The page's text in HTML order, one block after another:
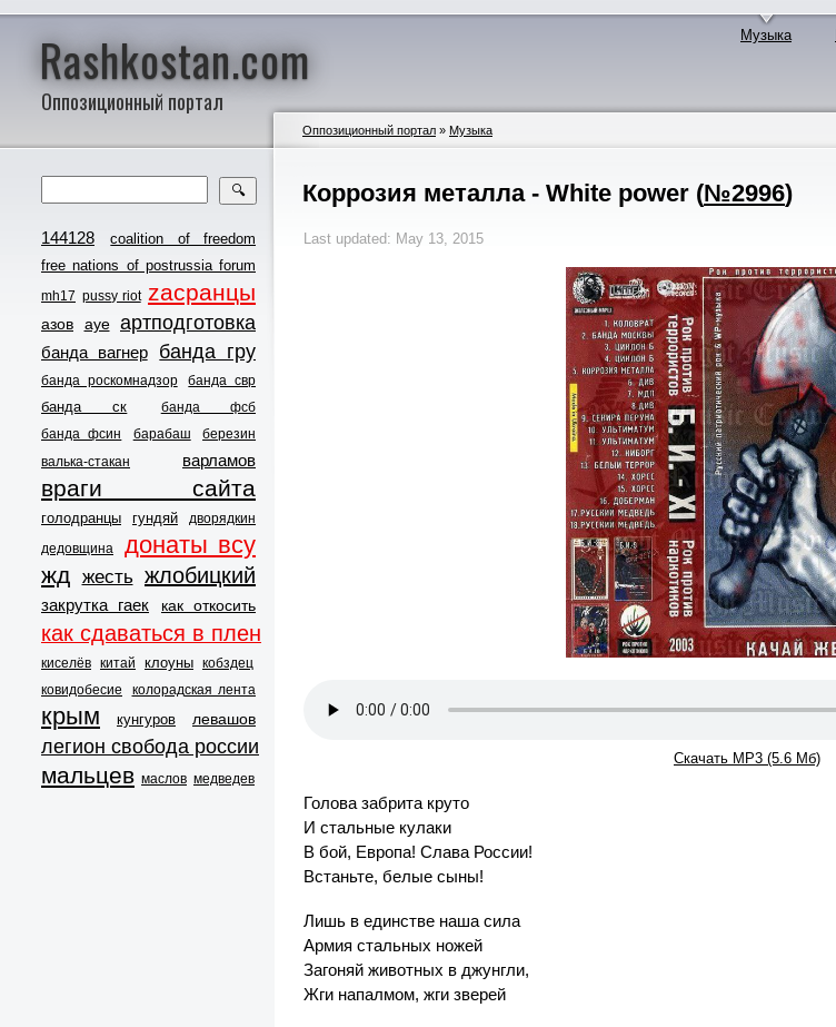
Rashkostan.com
Оппозиционный портал
Музыка
🔍
144128
coalition of freedom
free nations of postrussia forum
mh17 pussy riot zасранцы
азов ауе артподготовка
банда вагнер банда гру
банда роскомнадзор банда свр
банда ск
банда фсб
банда фсин
барабаш
березин
валька-стакан
варламов
враги сайта
голодранцы гундяй
дворядкин
дедовщина
донаты всу
жд жесть жлобицкий
закрутка гаек как откосить
как сдаваться в плен
киселёв китай клоуны кобздец
ковидобесие
колорадская лента
крым кунгуров левашов
легион свобода россии
мальцев маслов медведев
Оппозиционный портал » Музыка
Коррозия металла - White power (№2996)
Last updated: May 13, 2015
Скачать MP3 (5.6 Мб)
Голова забрита круто
И стальные кулаки
В бой, Европа! Слава России!
Встаньте, белые сыны!
Лишь в единстве наша сила
Армия стальных ножей
Загоняй животных в джунгли,
Жги напалмом, жги зверей